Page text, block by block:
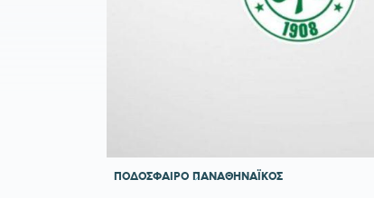
ΠΟΔΟΣΦΑΙΡΟ ΠΑΝΑΘΗΝΑΪΚΟΣ